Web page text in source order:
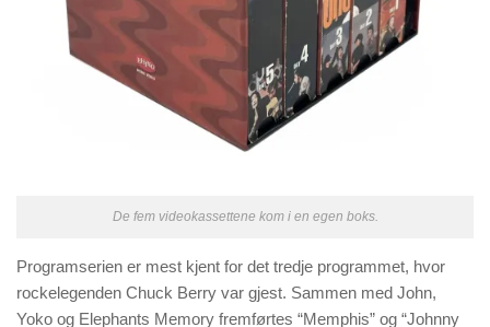
De fem videokassettene kom i en egen boks.
Programserien er mest kjent for det tredje programmet, hvor
rockelegenden Chuck Berry var gjest. Sammen med John,
Yoko og Elephants Memory fremførtes “Memphis” og “Johnny